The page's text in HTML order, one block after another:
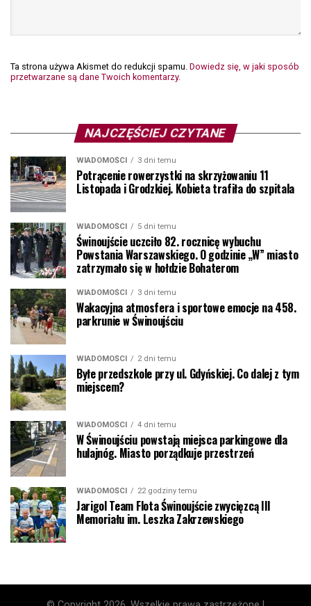
Ta strona używa Akismet do redukcji spamu. Dowiedz się, w jaki sposób
przetwarzane są dane Twoich komentarzy.
NAJCZĘŚCIEJ CZYTANE
WIADOMOŚCI 3 dni temu
Potrącenie rowerzystki na skrzyżowaniu 11
Listopada i Grodzkiej. Kobieta trafiła do szpitala
WIADOMOŚCI 5 dni temu
Świnoujście uczciło 82. rocznicę wybuchu
Powstania Warszawskiego. O godzinie „W” miasto
zatrzymało się w hołdzie Bohaterom
WIADOMOŚCI 3 dni temu
Wakacyjna atmosfera i sportowe emocje na 458.
parkrunie w Świnoujściu
WIADOMOŚCI 2 dni temu
Byłe przedszkole przy ul. Gdyńskiej. Co dalej z tym
miejscem?
WIADOMOŚCI 4 dni temu
W Świnoujściu powstają miejsca parkingowe dla
hulajnóg. Miasto porządkuje przestrzeń
WIADOMOŚCI 22 godziny temu
Jarigol Team Flota Świnoujście zwycięzcą III
Memoriału im. Leszka Zakrzewskiego